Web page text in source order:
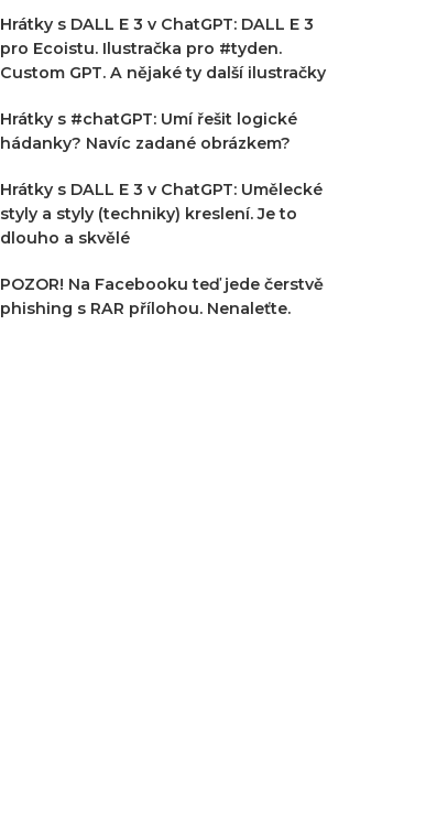
Hrátky s DALL E 3 v ChatGPT: DALL E 3
pro Ecoistu. Ilustračka pro #tyden.
Custom GPT. A nějaké ty další ilustračky
Hrátky s #chatGPT: Umí řešit logické
hádanky? Navíc zadané obrázkem?
Hrátky s DALL E 3 v ChatGPT: Umělecké
styly a styly (techniky) kreslení. Je to
dlouho a skvělé
POZOR! Na Facebooku teď jede čerstvě
phishing s RAR přílohou. Nenaleťte.